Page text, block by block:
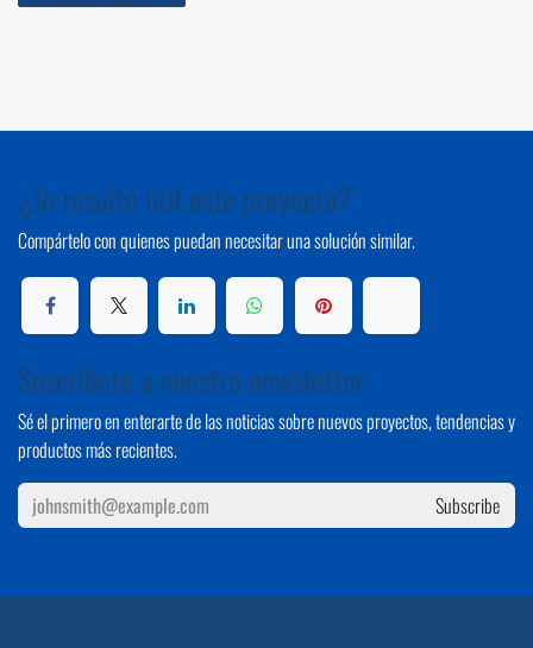
¿Te resultó útil este proyecto?
Compártelo con quienes puedan necesitar una solución similar.
Suscríbete a nuestro newsletter
Sé el primero en enterarte de las noticias sobre nuevos proyectos, tendencias y
productos más recientes.
Subscribe